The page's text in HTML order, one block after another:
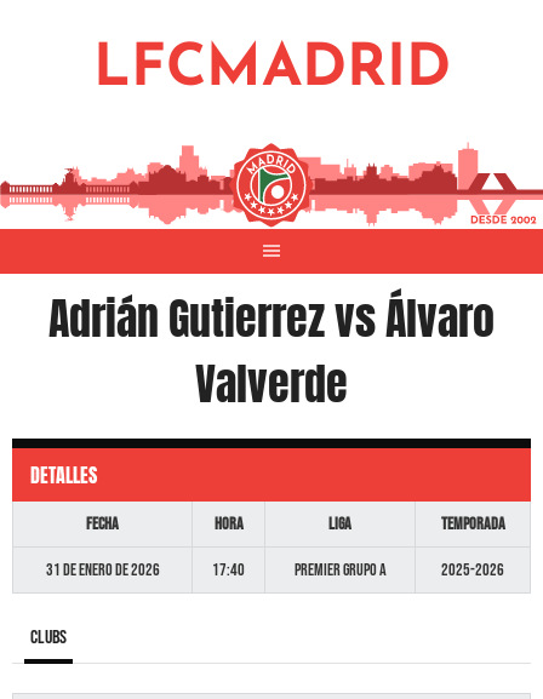
LFCMADRID
Adrián Gutierrez vs Álvaro
Valverde
DETALLES
Fecha Hora Liga Temporada
31 de enero de 2026 17:40 Premier GRUPO A 2025-2026
Clubs